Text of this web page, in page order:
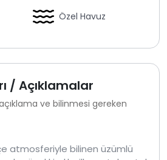
Özel Havuz
/ Açıklamalar
ve bilinmesi gereken
atmosferiyle bilinen üzümlü